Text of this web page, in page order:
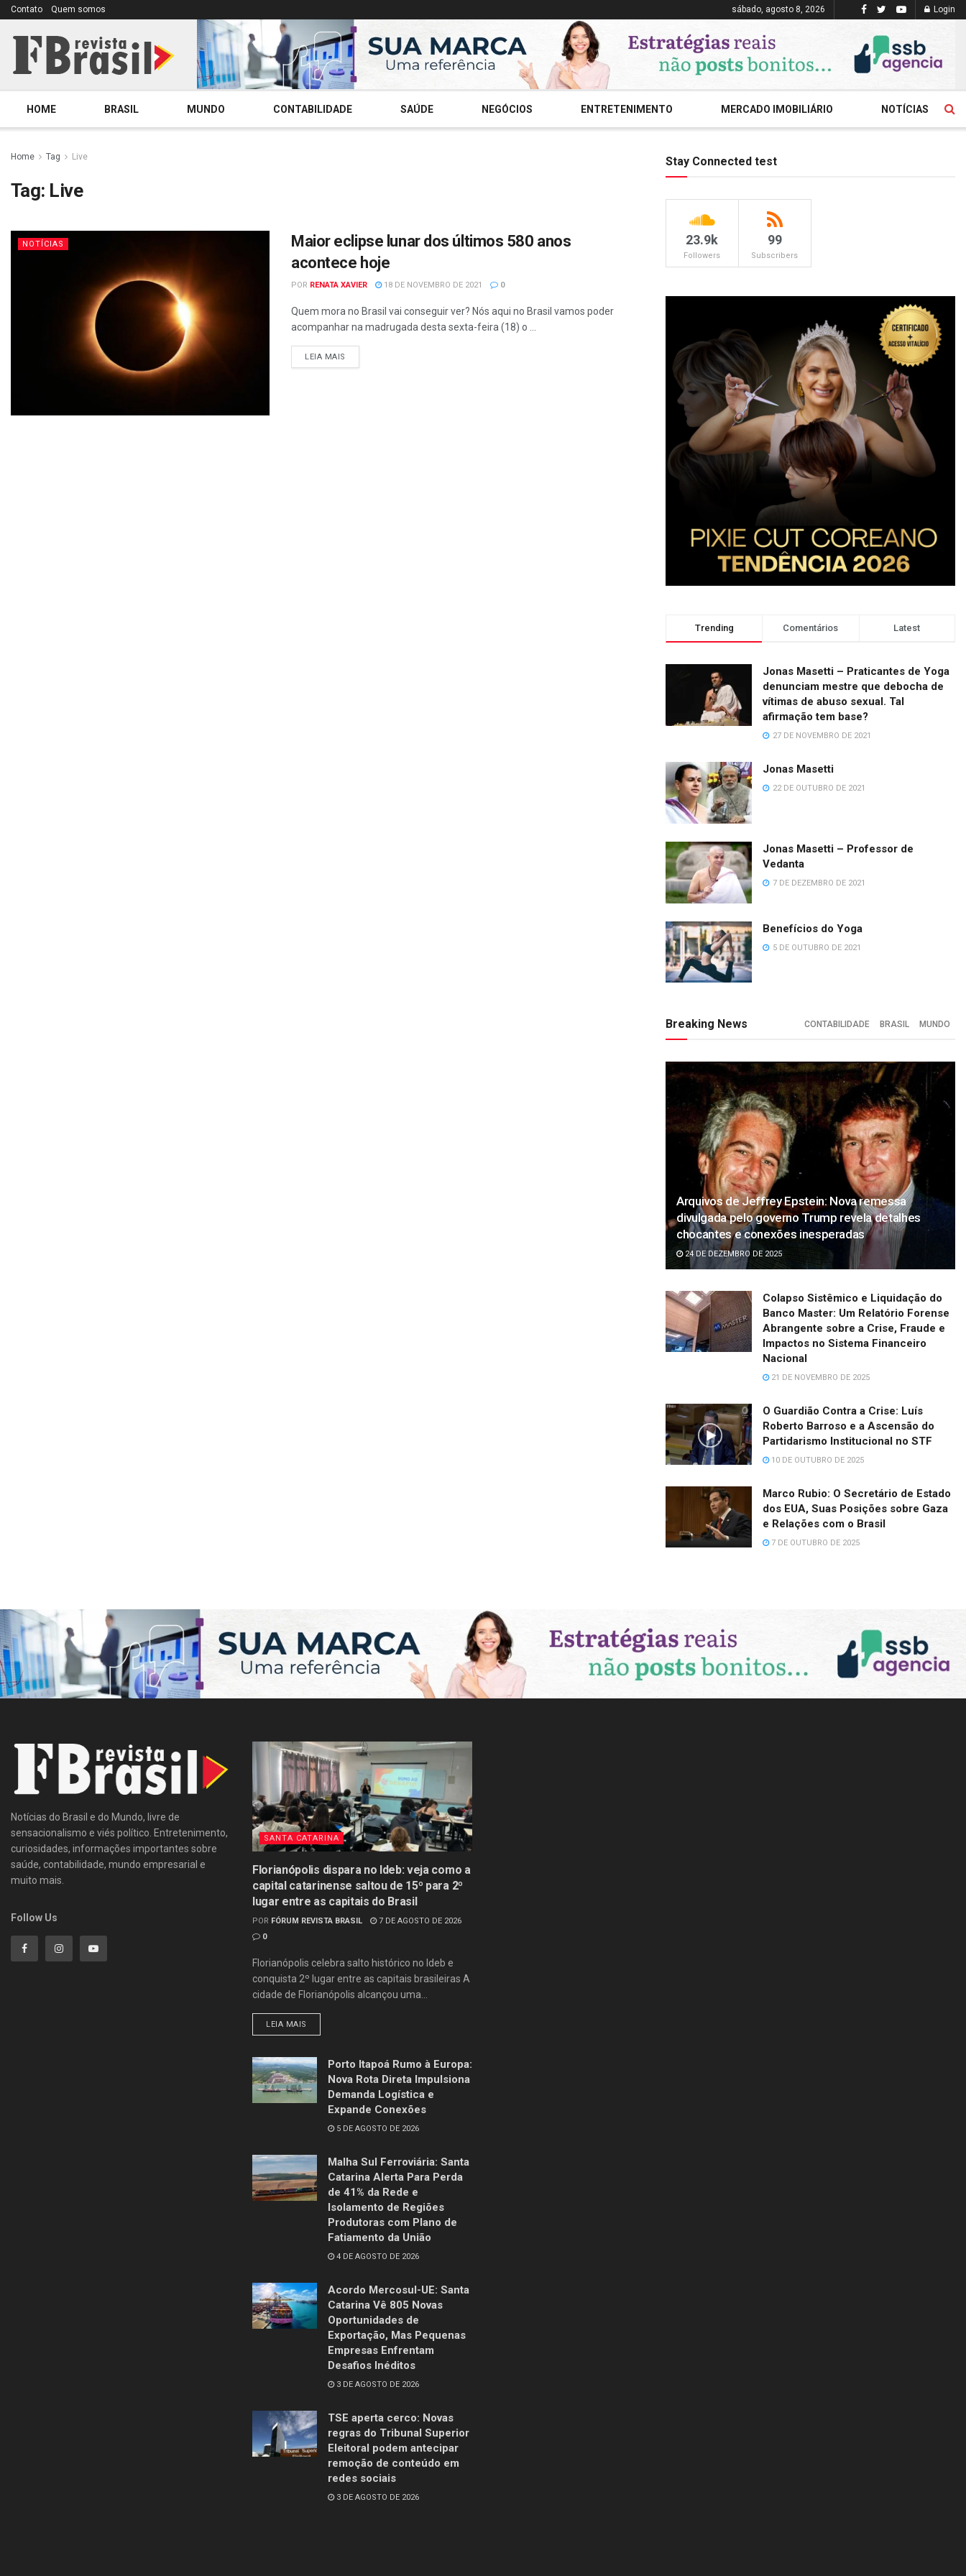
Contato Quem somos sábado, agosto 8, 2026 Login
HOME BRASIL MUNDO CONTABILIDADE SAÚDE NEGÓCIOS ENTRETENIMENTO MERCADO IMOBILIÁRIO NOTÍCIAS
Home Tag Live
Tag: Live
NOTÍCIAS
Maior eclipse lunar dos últimos 580 anos
acontece hoje
POR RENATA XAVIER 18 DE NOVEMBRO DE 2021 0
Quem mora no Brasil vai conseguir ver? Nós aqui no Brasil vamos poder
acompanhar na madrugada desta sexta-feira (18) o ...
LEIA MAIS
Stay Connected test
23.9k
Followers
99
Subscribers
Trending Comentários Latest
Jonas Masetti – Praticantes de Yoga
denunciam mestre que debocha de
vítimas de abuso sexual. Tal
afirmação tem base?
27 DE NOVEMBRO DE 2021
Jonas Masetti
22 DE OUTUBRO DE 2021
Jonas Masetti – Professor de
Vedanta
7 DE DEZEMBRO DE 2021
Benefícios do Yoga
5 DE OUTUBRO DE 2021
Breaking News CONTABILIDADE BRASIL MUNDO
Arquivos de Jeffrey Epstein: Nova remessa
divulgada pelo governo Trump revela detalhes
chocantes e conexões inesperadas
24 DE DEZEMBRO DE 2025
Colapso Sistêmico e Liquidação do
Banco Master: Um Relatório Forense
Abrangente sobre a Crise, Fraude e
Impactos no Sistema Financeiro
Nacional
21 DE NOVEMBRO DE 2025
O Guardião Contra a Crise: Luís
Roberto Barroso e a Ascensão do
Partidarismo Institucional no STF
10 DE OUTUBRO DE 2025
Marco Rubio: O Secretário de Estado
dos EUA, Suas Posições sobre Gaza
e Relações com o Brasil
7 DE OUTUBRO DE 2025
Notícias do Brasil e do Mundo, livre de
sensacionalismo e viés político. Entretenimento,
curiosidades, informações importantes sobre
saúde, contabilidade, mundo empresarial e
muito mais.
Follow Us
SANTA CATARINA
Florianópolis dispara no Ideb: veja como a
capital catarinense saltou de 15º para 2º
lugar entre as capitais do Brasil
POR FÓRUM REVISTA BRASIL
7 DE AGOSTO DE 2026
0
Florianópolis celebra salto histórico no Ideb e
conquista 2º lugar entre as capitais brasileiras A
cidade de Florianópolis alcançou uma...
LEIA MAIS
Porto Itapoá Rumo à Europa:
Nova Rota Direta Impulsiona
Demanda Logística e
Expande Conexões
5 DE AGOSTO DE 2026
Malha Sul Ferroviária: Santa
Catarina Alerta Para Perda
de 41% da Rede e
Isolamento de Regiões
Produtoras com Plano de
Fatiamento da União
4 DE AGOSTO DE 2026
Acordo Mercosul-UE: Santa
Catarina Vê 805 Novas
Oportunidades de
Exportação, Mas Pequenas
Empresas Enfrentam
Desafios Inéditos
3 DE AGOSTO DE 2026
TSE aperta cerco: Novas
regras do Tribunal Superior
Eleitoral podem antecipar
remoção de conteúdo em
redes sociais
3 DE AGOSTO DE 2026